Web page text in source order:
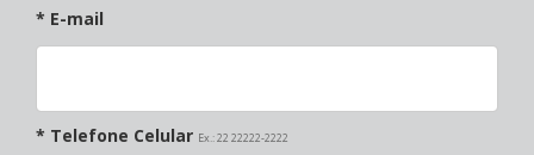
* E-mail
* Telefone Celular Ex.: 22 22222-2222